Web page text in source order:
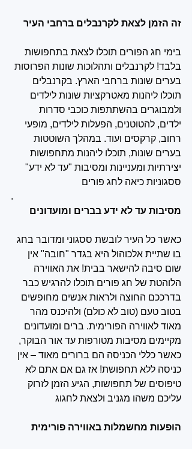
זה הזמן לצאת לקרנבלים ברחבי העיר
בימי חג הפורים תוכלו לצאת בתחפושות
בלבד! לקרנבלים ותהלוכות שונות הפרוסות
בערים שונות ברחבי הארץ. בקרנבלים
תוכלו ליהנות מאטרקציות שונות לילדים
ולמבוגרים בהשתתפות כוכבי סדרות
ילדים, להטוטנים, הפעלות לילדים, מופעי
רחוב, קרקסים ועוד. במהלך השוטטות
בערים שונות, תוכלו ליהנות מתחפושות
יצירתיות ומעניינות ומסיבות "עד לא ידע"
ססגוניות כיאה לחג פורים
.
מסיבות עד לא ידע בברים ומועדונים
כאשר כל העיר לובשת ססגוני ומדובר בחג
בו שתיית אלכוהול היא בגדר "חובה" אין
שום סיבה להישאר בבית! את האווירה
הלוהטת של חג פורים תוכלו להרגיש כבר
בדרככם החוצה ולראות אנשים מחופשים
בטוב טעם (טוב לא כולם) ולהיכנס מהר
מאוד לאווירה הפורימית. ברים ומועדונים
מקיימים מסיבות מטורפות עד אור הבוקר,
כאשר כללי הכניסה הם ברורים מאוד – אין
כניסה ללא תחפושת! אז גם אם אתם לא
טיפוסים של תחפושות, הגיע הזמן לזרוק
עליכם משהו מגניב ולצאת לחגוג
הופעות מחשמלות באווירה פורימית